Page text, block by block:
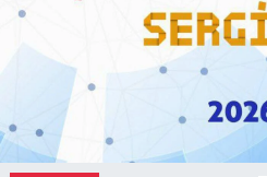
İskilip Haberleri
Kargı Haberleri
Kimdir?